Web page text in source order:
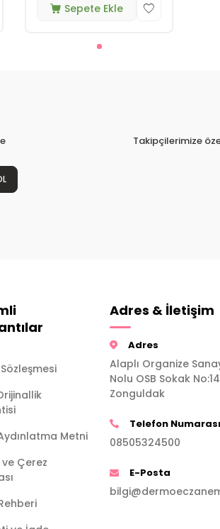
Sepete Ekle
Takipçilerimize
Metni
ve Çerez
Adres & İletişim
Adres
Alaplı Organize
Nolu OSB Sokak
Zonguldak
Telefon Numarası
08505324500
E-Posta